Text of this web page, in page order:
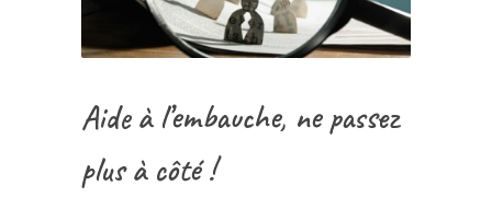
Aide à l’embauche, ne passez
plus à côté !